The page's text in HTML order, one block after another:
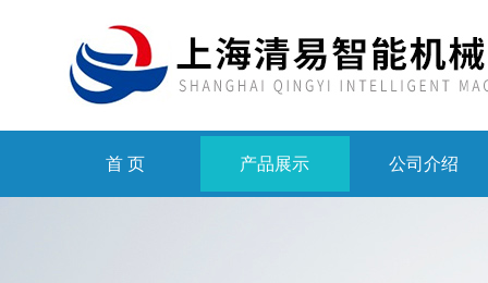
首 页 产品展示 公司介绍